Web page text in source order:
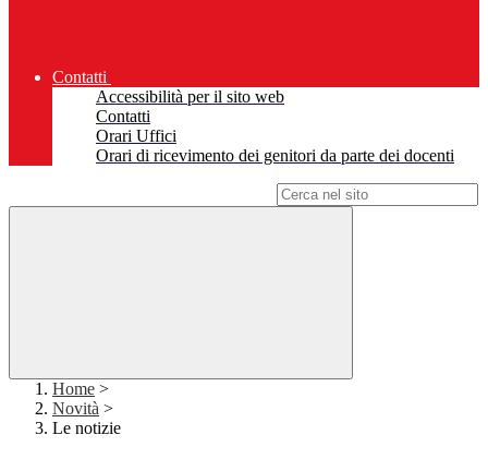
Contatti
Accessibilità per il sito web
Contatti
Orari Uffici
Orari di ricevimento dei genitori da parte dei docenti
Home >
Novità >
Le notizie